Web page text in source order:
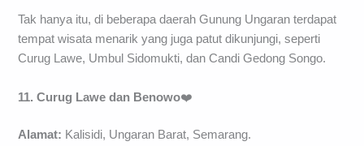
Tak hanya itu, di beberapa daerah Gunung Ungaran terdapat
tempat wisata menarik yang juga patut dikunjungi, seperti
Curug Lawe, Umbul Sidomukti, dan Candi Gedong Songo.
11. Curug Lawe dan Benowo❤️
Alamat: Kalisidi, Ungaran Barat, Semarang.